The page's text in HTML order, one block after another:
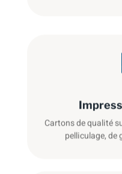
Cartons de qualité
pelliculage, de